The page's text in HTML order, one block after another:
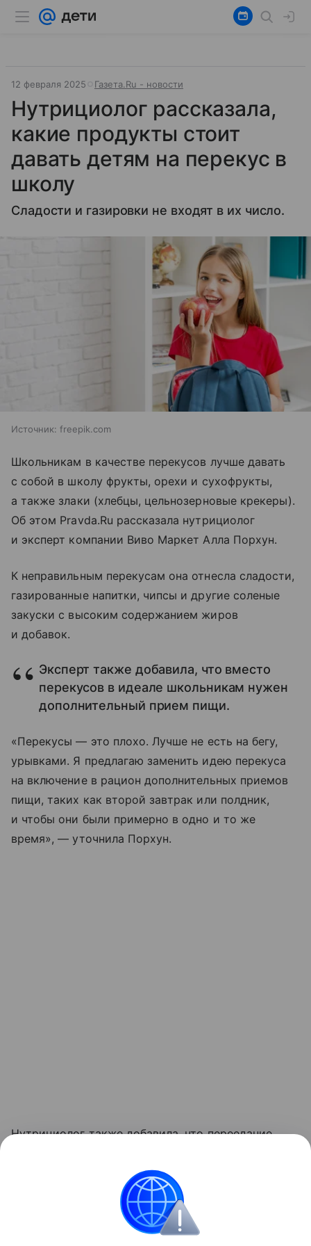
12 февраля 2025 Газета.Ru - новости
Нутрициолог рассказала,
какие продукты стоит
давать детям на перекус в
школу
Сладости и газировки не входят в их число.
Источник: freepik.com
Школьникам в качестве перекусов лучше давать
с собой в школу фрукты, орехи и сухофрукты,
а также злаки (хлебцы, цельнозерновые крекеры).
Об этом Pravda.Ru рассказала нутрициолог
и эксперт компании Виво Маркет Алла Порхун.
К неправильным перекусам она отнесла сладости,
газированные напитки, чипсы и другие соленые
закуски с высоким содержанием жиров
и добавок.
Эксперт также добавила, что вместо
перекусов в идеале школьникам нужен
дополнительный прием пищи.
«Перекусы — это плохо. Лучше не есть на бегу,
урывками. Я предлагаю заменить идею перекуса
на включение в рацион дополнительных приемов
пищи, таких как второй завтрак или полдник,
и чтобы они были примерно в одно и то же
время», — уточнила Порхун.
Нутрициолог также добавила, что переедание
негативно сказаться на умственной деятельности
ребенка и его концентрации.
Школа